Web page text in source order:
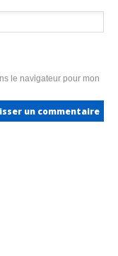
le navigateur pour mon